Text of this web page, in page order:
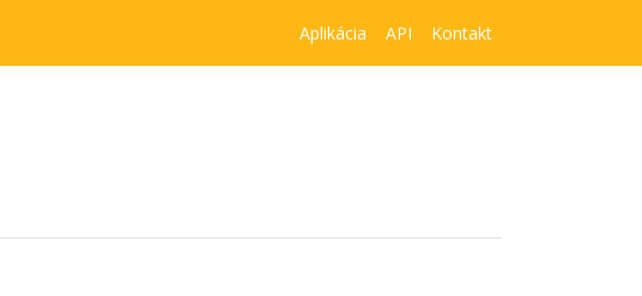
Aplikácia API Kontakt